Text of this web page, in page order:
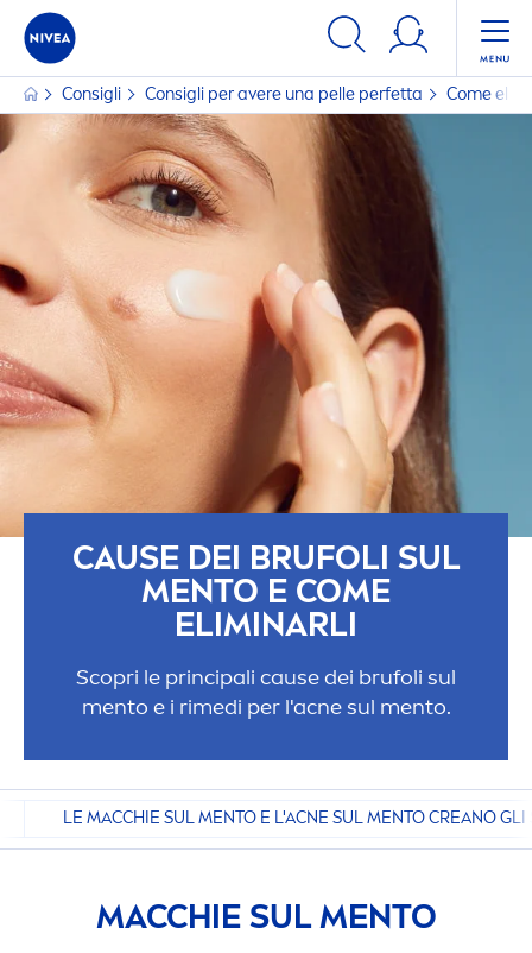
Consigli Consigli per avere una pelle perfetta Come
CAUSE DEI BRUFOLI SUL
MENTO E COME
ELIMINARLI
Scopri le principali cause dei brufoli sul
mento e i rimedi per l'acne sul mento.
LE MACCHIE SUL MENTO E L'ACNE SUL MENTO CREANO
MACCHIE SULMENTO